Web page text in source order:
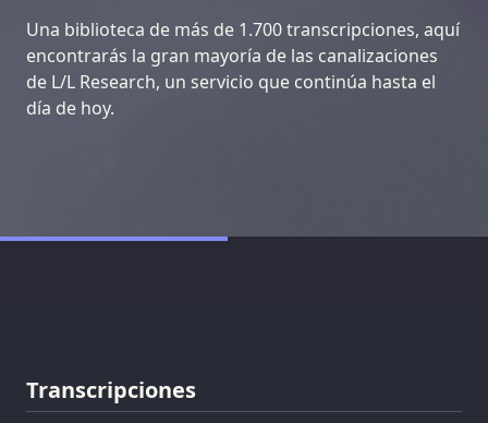
Una biblioteca de más de 1.700 transcripciones, aquí
encontrarás la gran mayoría de las canalizaciones
de L/L Research, un servicio que continúa hasta el
día de hoy.
Transcripciones